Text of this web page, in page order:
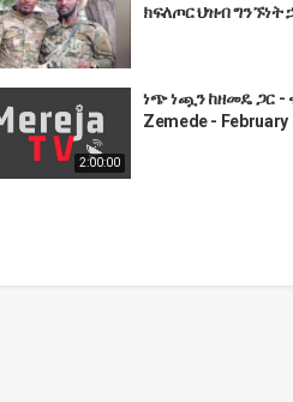
ክፍለጦር ህዝብ ግንኙነት
2:00:00
ነጭ ነጯን ከዘመዴ ጋር -
Zemede - February